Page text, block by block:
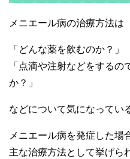
メニエール病の治療方法は
「どんな薬を飲むのか？」
「点滴や注射などをする
か？」
などについて気になってい
メニエール病を発症した場
主な治療方法として挙げら